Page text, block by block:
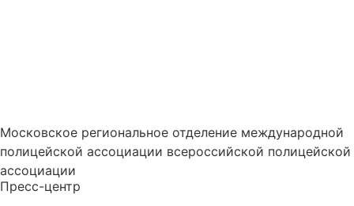
Московское региональное отделение международной
полицейской ассоциации всероссийской полицейской
ассоциации
Пресс-центр